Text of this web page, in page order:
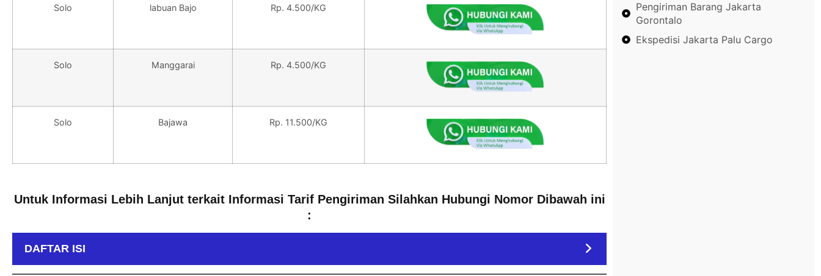
Solo labuan Bajo Rp. 4.500/KG
Solo Manggarai Rp. 4.500/KG
Solo Bajawa Rp. 11.500/KG
Untuk Informasi Lebih Lanjut terkait Informasi Tarif Pengiriman Silahkan Hubungi Nomor Dibawah ini
:
DAFTAR ISI
Pengiriman Barang Jakarta
Gorontalo
Ekspedisi Jakarta Palu Cargo